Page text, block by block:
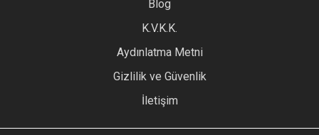
Ürün bilgilerinde hatalar bulunuyor.
Ürün fiyatı diğer sitelerden daha pahalı.
Blog
K.V.K.K.
Aydınlatma Metni
Gizlilik ve Güvenlik
İletişim